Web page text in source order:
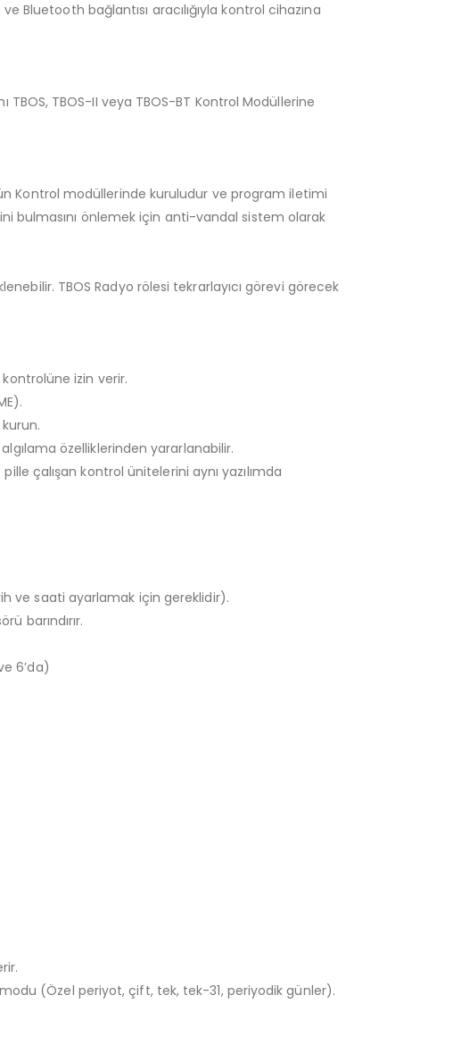
Bluetooth bağlantısı aracılığıyla kontrol cihazına
TBOS-II veya TBOS-BT Kontrol Modüllerine
Kontrol modüllerinde kuruludur ve program iletimi
bulmasını önlemek için anti-vandal sistem olarak
TBOS Radyo rölesi tekrarlayıcı görevi görecek
kontrolüne izin verir.
özelliklerinden yararlanabilir.
çalışan kontrol ünitelerini aynı yazılımda
ve saati ayarlamak için gereklidir).
barındırır.
6’da)
(Özel periyot, çift, tek, tek-31, periyodik günler).